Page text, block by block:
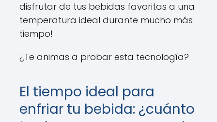
disfrutar de tus bebidas favoritas a una
temperatura ideal durante mucho más
tiempo!
¿Te animas a probar esta tecnología?
El tiempo ideal para
enfriar tu bebida: ¿cuánto